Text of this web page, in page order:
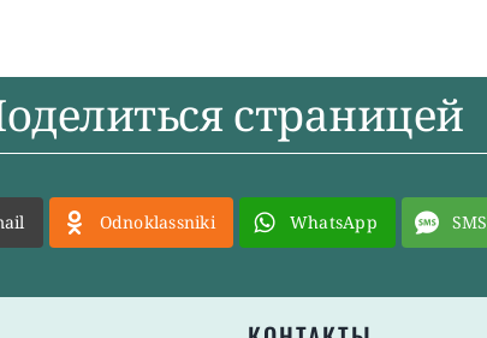
страницей
Odnoklassniki WhatsApp SMS